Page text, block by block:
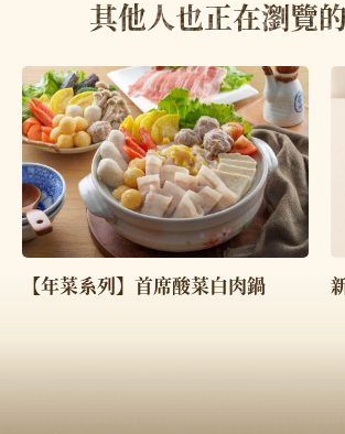
其他人也正在瀏覽
【年菜系列】首席酸菜白肉鍋